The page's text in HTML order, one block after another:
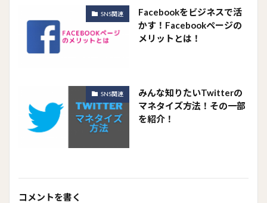
SNS関連
Facebookをビジネスで活
かす！Facebookページの
メリットとは！
SNS関連
みんな知りたいTwitterの
マネタイズ方法！その一部
を紹介！
コメントを書く